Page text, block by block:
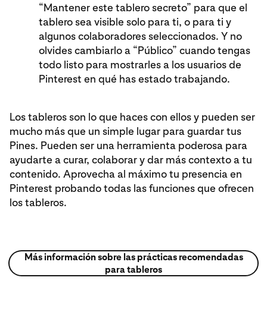
“Mantener este tablero secreto” para que el
tablero sea visible solo para ti, o para ti y
algunos colaboradores seleccionados. Y no
olvides cambiarlo a “Público” cuando tengas
todo listo para mostrarles a los usuarios de
Pinterest en qué has estado trabajando.
Los tableros son lo que haces con ellos y pueden ser
mucho más que un simple lugar para guardar tus
Pines. Pueden ser una herramienta poderosa para
ayudarte a curar, colaborar y dar más contexto a tu
contenido. Aprovecha al máximo tu presencia en
Pinterest probando todas las funciones que ofrecen
los tableros.
Más información sobre las prácticas recomendadas
para tableros